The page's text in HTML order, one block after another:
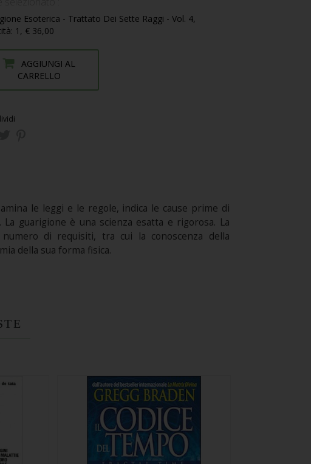
Esoterica - Trattato Dei Sette Raggi - Vol. 4,
1, € 36,00
AGGIUNGI AL
CARRELLO
le leggi e le regole, indica le cause prime di
guarigione è una scienza esatta e rigorosa. La
di requisiti, tra cui la conoscenza della
della sua forma fisica.